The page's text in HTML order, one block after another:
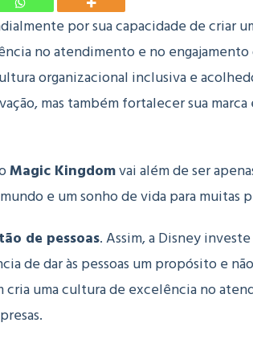
por sua capacidade de criar
no atendimento e no engajamento
organizacional inclusiva e
mas também fortalecer sua marca
Magic Kingdomvai além de ser
e um sonho de vida para muitas
de pessoas. Assim, a Disney
de dar às pessoas um propósito e
cria uma cultura de excelência no